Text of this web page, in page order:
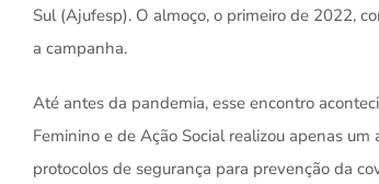
Sul (Ajufesp). O almoço, o primeiro de 2022,
a campanha.
Até antes da pandemia, esse encontro
Feminino e de Ação Social realizou apenas
protocolos de segurança para prevenção da